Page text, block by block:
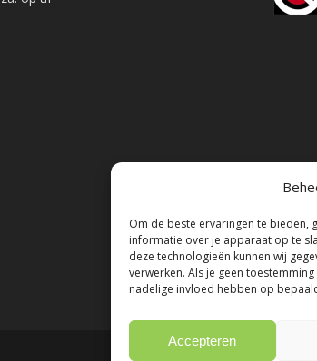
Om de beste ervaringen te bieden,
informatie over je apparaat op te
deze technologieën kunnen wij
verwerken. Als je geen
nadelige invloed hebben op
Accepteren